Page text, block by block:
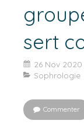
sert
26 Nov 2020
Sophrologie
Commenter